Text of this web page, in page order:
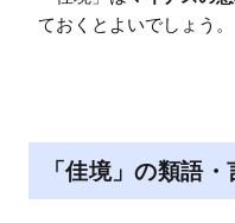
ておくとよいでしょう。
「佳境」の類語・